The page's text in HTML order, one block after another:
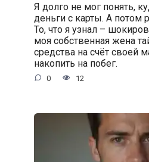
Я долго не мог понять,
деньги с карты. А потом
То, что я узнал –
моя собственная жена
средства на счёт своей
накопить на побег.
0 12